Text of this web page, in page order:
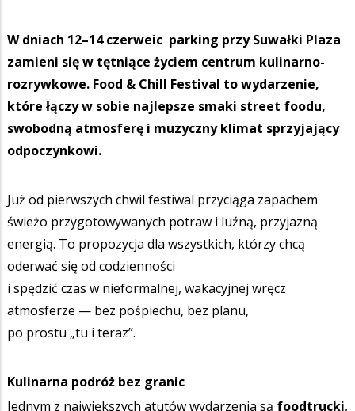
W dniach 12–14 czerweic parking przy Suwałki Plaza
zamieni się w tętniące życiem centrum kulinarno-
rozrywkowe. Food & Chill Festival to wydarzenie,
które łączy w sobie najlepsze smaki street foodu,
swobodną atmosferę i muzyczny klimat sprzyjający
odpoczynkowi.
Już od pierwszych chwil festiwal przyciąga zapachem
świeżo przygotowywanych potraw i luźną, przyjazną
energią. To propozycja dla wszystkich, którzy chcą
oderwać się od codzienności
i spędzić czas w nieformalnej, wakacyjnej wręcz
atmosferze — bez pośpiechu, bez planu,
po prostu „tu i teraz”.
Kulinarna podróż bez granic
Jednym z największych atutów wydarzenia są foodtrucki,